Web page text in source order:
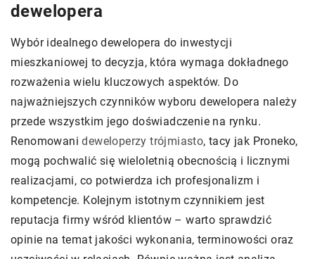
dewelopera
Wybór idealnego dewelopera do inwestycji
mieszkaniowej to decyzja, która wymaga dokładnego
rozważenia wielu kluczowych aspektów. Do
najważniejszych czynników wyboru dewelopera należy
przede wszystkim jego doświadczenie na rynku.
Renomowanideweloperzy trójmiasto, tacy jak Proneko,
mogą pochwalić się wieloletnią obecnością i licznymi
realizacjami, co potwierdza ich profesjonalizm i
kompetencje. Kolejnym istotnym czynnikiem jest
reputacja firmy wśród klientów – warto sprawdzić
opinie na temat jakości wykonania, terminowości oraz